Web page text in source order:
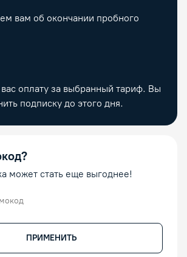
вам об окончании пробного
оплату за выбранный тариф. Вы
подписку до этого дня.
может стать еще выгоднее!
ПРИМЕНИТЬ